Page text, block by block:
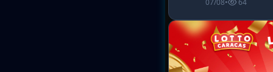
07/08• 64